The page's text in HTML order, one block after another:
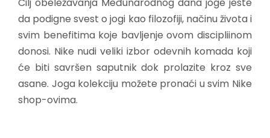
da podigne svest o jogi kao filozofiji, načinu života i
svim benefitima koje bavljenje ovom discipliinom
donosi. Nike nudi veliki izbor odevnih komada koji
će biti savršen saputnik dok prolazite kroz sve
asane. Joga kolekciju možete pronaći u svim Nike
shop-ovima.